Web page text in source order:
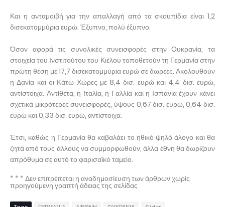
Και η ανταμοιβή για την απαλλαγή από τα σκουπίδια είναι 1,2
δισεκατομμύρια ευρώ. Έξυπνο, πολύ έξυπνο.
Όσον αφορά τις συνολικές συνεισφορές στην Ουκρανία, τα
στοιχεία του Ινστιτούτου του Κιέλου τοποθετούν τη Γερμανία στην
πρώτη θέση με 17,7 δισεκατομμύρια ευρώ σε δωρεές. Ακολουθούν
η Δανία και οι Κάτω Χώρες με 8,4 δισ. ευρώ και 4,4 δισ. ευρώ,
αντίστοιχα. Αντίθετα, η Ιταλία, η Γαλλία και η Ισπανία έχουν κάνει
σχετικά μικρότερες συνεισφορές, ύψους 0,67 δισ. ευρώ, 0,64 δισ.
ευρώ και 0,33 δισ. ευρώ, αντίστοιχα.
Έτσι, καθώς η Γερμανία θα καβαλάει το ηθικό ψηλό άλογο και θα
ζητά από τους άλλους να συμμορφωθούν, άλλα έθνη θα δωρίζουν
απρόθυμα σε αυτό το φαρισαϊκό ταμείο.
* * * Δεν επιτρέπεται η αναδημοσίευση των άρθρων χωρίς
προηγούμενη γραπτή άδειας της σελίδας